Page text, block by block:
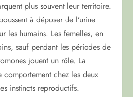
plus souvent leur territoire.
à déposer de l’urine
les humains. Les femelles, en
sauf pendant les périodes de
jouent un rôle. La
comportement chez les deux
instincts reproductifs.